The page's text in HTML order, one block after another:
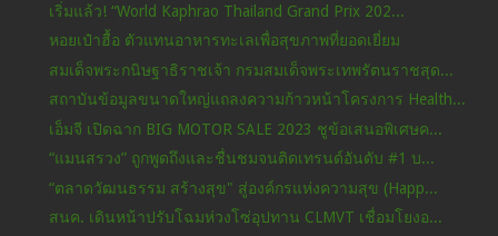
เริ่มแล้ว! “World Kaphrao Thailand Grand Prix 202...
หอยเป๋าฮื้อ ตัวแทนอาหารทะเลเพื่อสุขภาพที่ยอดเยี่ยม
สมเด็จพระกนิษฐาธิราชเจ้า กรมสมเด็จพระเทพรัตนราชสุด...
สถาบันข้อมูลขนาดใหญ่แถลงความก้าวหน้าโครงการ Health...
เอ็มจี เปิดฉาก BIG MOTOR SALE 2023 ชูข้อเสนอพิเศษค...
“แมนสรวง” ถูกพูดถึงและชื่นชมจนติดเทรนด์อันดับ #1 บ...
“ตลาดวัฒนธรรม สร้างสุข" สู่องค์กรแห่งความสุข (Happ...
สนค. เดินหน้าปรับโฉมห่วงโซ่อุปทาน CLMVT เชื่อมโยงอ...